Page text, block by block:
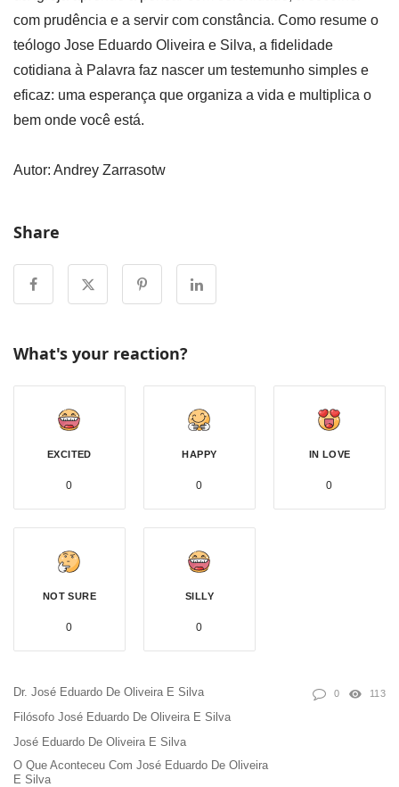
com prudência e a servir com constância. Como resume o
teólogo Jose Eduardo Oliveira e Silva, a fidelidade
cotidiana à Palavra faz nascer um testemunho simples e
eficaz: uma esperança que organiza a vida e multiplica o
bem onde você está.
Autor: Andrey Zarrasotw
Share
What's your reaction?
EXCITED
0
HAPPY
0
IN LOVE
0
NOT SURE
0
SILLY
0
Dr. José Eduardo De Oliveira E Silva
Filósofo José Eduardo De Oliveira E Silva
José Eduardo De Oliveira E Silva
O Que Aconteceu Com José Eduardo De Oliveira
E Silva
0 113